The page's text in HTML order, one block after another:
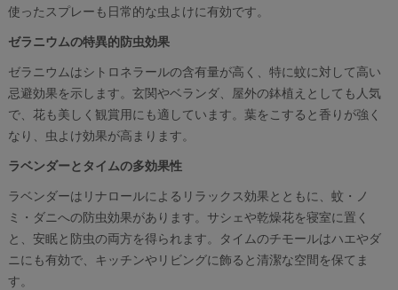
使ったスプレーも日常的な虫よけに有効です。
ゼラニウムの特異的防虫効果
ゼラニウムはシトロネラールの含有量が高く、特に蚊に対して高い
忌避効果を示します。玄関やベランダ、屋外の鉢植えとしても人気
で、花も美しく観賞用にも適しています。葉をこすると香りが強く
なり、虫よけ効果が高まります。
ラベンダーとタイムの多効果性
ラベンダーはリナロールによるリラックス効果とともに、蚊・ノ
ミ・ダニへの防虫効果があります。サシェや乾燥花を寝室に置く
と、安眠と防虫の両方を得られます。タイムのチモールはハエやダ
ニにも有効で、キッチンやリビングに飾ると清潔な空間を保てま
す。